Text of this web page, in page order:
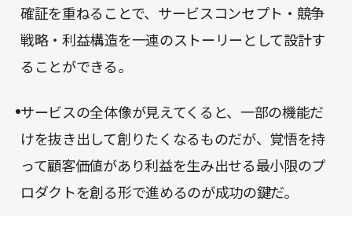
確証を重ねることで、サービスコンセプト・競争
戦略・利益構造を一連のストーリーとして設計す
ることができる。
サービスの全体像が見えてくると、一部の機能だ
けを抜き出して創りたくなるものだが、覚悟を持
って顧客価値があり利益を生み出せる最小限のプ
ロダクトを創る形で進めるのが成功の鍵だ。